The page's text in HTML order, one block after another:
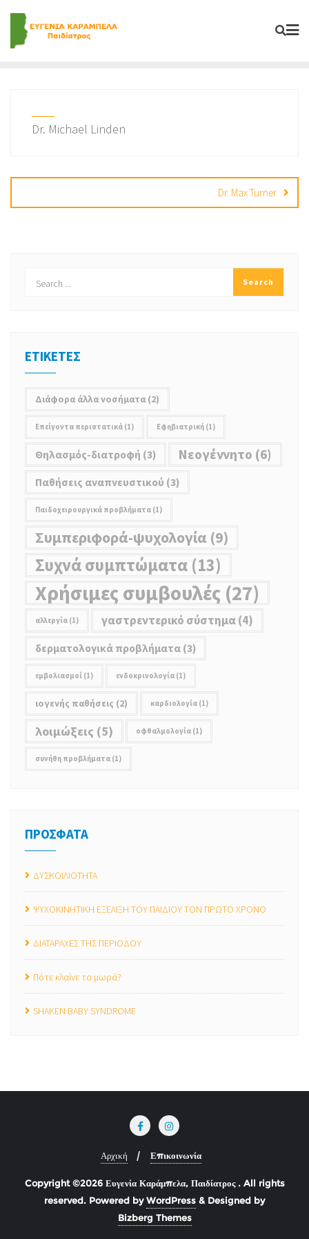
content
Dr. Michael Linden
navigation
Dr. Max Turner
ΕΤΙΚΕΤΕΣ
Διάφορα άλλα νοσήματα (2)
Επείγοντα περιστατικά (1) Εφηβιατρική (1)
Θηλασμός-διατροφή (3) Νεoγέννητο (6)
Παθήσεις αναπνευστικού (3)
Παιδοχειρουργικά προβλήματα (1)
Συμπεριφορά-ψυχολογία (9)
Συχνά συμπτώματα (13)
Χρήσιμες συμβουλές (27)
αλλεργία (1) γαστρεντερικό σύστημα(4)
δερματολογικά προβλήματα (3)
εμβολιασμοί (1) ενδοκρινολογία (1)
ιογενής παθήσεις (2) καρδιολογία (1)
λοιμώξεις (5) οφθαλμολογία (1)
συνήθη προβλήματα (1)
ΠΡΟΣΦΑΤΑ
ΔΥΣΚΟΙΛΙΟΤΗΤΑ
ΨΥΧΟΚΙΝΗΤΙΚΗ ΕΞΕΛΙΞΗ ΤΟΥ ΠΑΙΔΙΟΥ ΤΟΝ ΠΡΩΤΟ ΧΡΟΝΟ
ΔΙΑΤΑΡΑΧΕΣ ΤΗΣ ΠΕΡΙΟΔΟΥ
Πότε κλαίνε τα μωρά?
SHAKEN BABY SYNDROME
Αρχική Επικοινωνία
Copyright ©2026 Ευγενία Καράμπελα, Παιδίατρος . All rights
reserved. Powered byWordPress & Designed by
Bizberg Themes